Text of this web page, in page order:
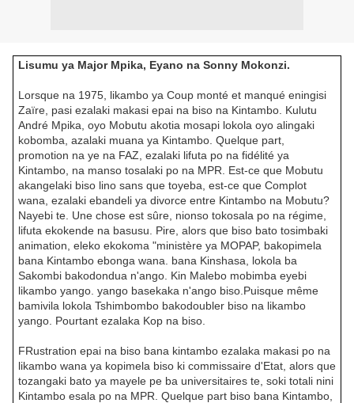
Lisumu ya Major Mpika, Eyano na Sonny Mokonzi.
Lorsque na 1975, likambo ya Coup monté et manqué eningisi
Zaïre, pasi ezalaki makasi epai na biso na Kintambo. Kulutu
André Mpika, oyo Mobutu akotia mosapi lokola oyo alingaki
kobomba, azalaki muana ya Kintambo. Quelque part,
promotion na ye na FAZ, ezalaki lifuta po na fidélité ya
Kintambo, na manso tosalaki po na MPR. Est-ce que Mobutu
akangelaki biso lino sans que toyeba, est-ce que Complot
wana, ezalaki ebandeli ya divorce entre Kintambo na Mobutu?
Nayebi te. Une chose est sûre, nionso tokosala po na régime,
lifuta ekokende na basusu. Pire, alors que biso bato tosimbaki
animation, eleko ekokoma "ministère ya MOPAP, bakopimela
bana Kintambo ebonga wana. bana Kinshasa, lokola ba
Sakombi bakodondua n'ango. Kin Malebo mobimba eyebi
likambo yango. yango basekaka n'ango biso.Puisque même
bamivila lokola Tshimbombo bakodoubler biso na likambo
yango. Pourtant ezalaka Kop na biso.
FRustration epai na biso bana kintambo ezalaka makasi po na
likambo wana ya kopimela biso ki commissaire d'Etat, alors que
tozangaki bato ya mayele pe ba universitaires te, soki totali nini
Kintambo esala po na MPR. Quelque part biso bana Kintambo,